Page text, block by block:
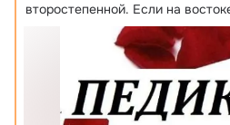
второстепенной. Если на
стопа – это признак...